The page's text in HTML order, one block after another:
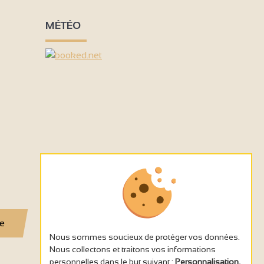
MÉTÉO
Nous sommes soucieux de protéger vos données.
Nous collectons et traitons vos informations
personnelles dans le but suivant : Personnalisation,